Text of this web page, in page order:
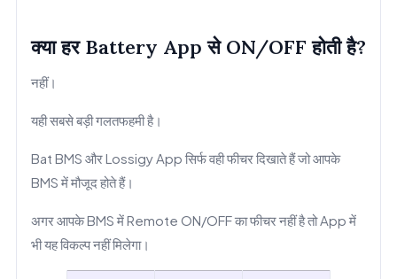
क्या हर Battery App से ON/OFF होती है?
नहीं।
यही सबसे बड़ी गलतफहमी है।
Bat BMS और Lossigy App सिर्फ वही फीचर दिखाते हैं जो आपके
BMS में मौजूद होते हैं।
अगर आपके BMS में Remote ON/OFF का फीचर नहीं है तो App में
भी यह विकल्प नहीं मिलेगा।